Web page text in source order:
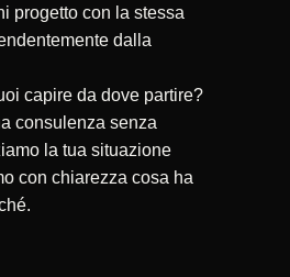
progetto con la stessa
dalla
capire da dove partire?
consulenza senza
la tua situazione
con chiarezza cosa ha